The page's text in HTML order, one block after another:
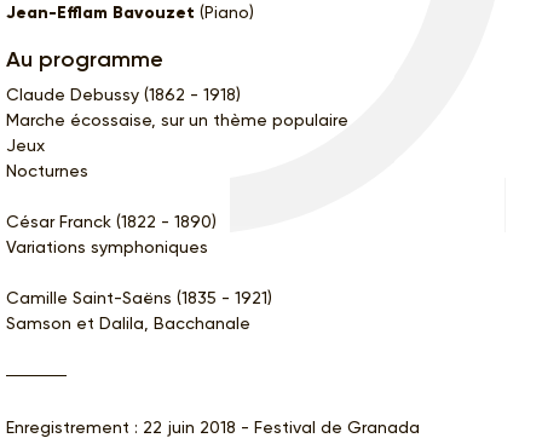
Jean-Efflam Bavouzet (Piano)
Au programme
Claude Debussy (1862 - 1918)
Marche écossaise, sur un thème populaire
Jeux
Nocturnes
César Franck (1822 - 1890)
Variations symphoniques
Camille Saint-Saëns (1835 - 1921)
Samson et Dalila, Bacchanale
Enregistrement : 22 juin 2018 - Festival de Granada